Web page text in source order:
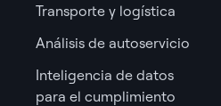
Transporte y logística
Análisis de autoservicio
Inteligencia de datos
para el cumplimiento